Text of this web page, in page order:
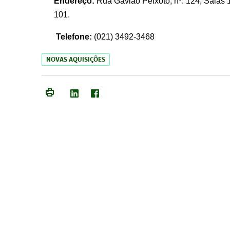
101.
Telefone: (021) 3492-3468
NOVAS AQUISIÇÕES